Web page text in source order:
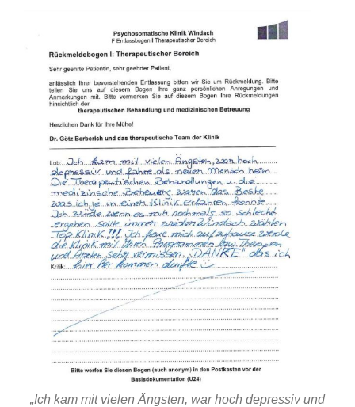
„Ich kam mit vielen Ängsten, war hoch depressiv und